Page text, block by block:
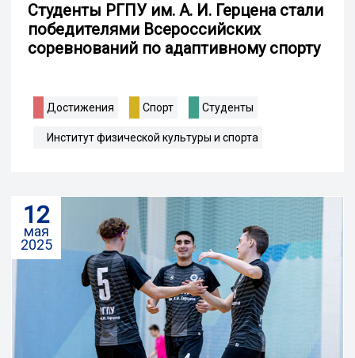
Студенты РГПУ им. А. И. Герцена стали
победителями Всероссийских
соревнований по адаптивному спорту
Достижения Спорт Студенты
Институт физической культуры и спорта
12
мая
2025